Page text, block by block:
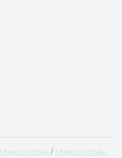
Мужская обувь
Мужская обувь -